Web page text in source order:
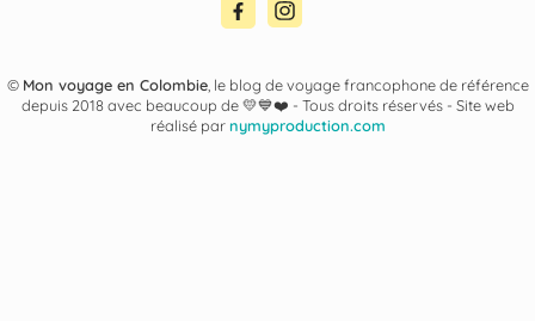
© Mon voyage en Colombie, le blog de voyage francophone de référence
depuis 2018 avec beaucoup de 💛💙❤️ - Tous droits réservés - Site web
réalisé parnymyproduction.com